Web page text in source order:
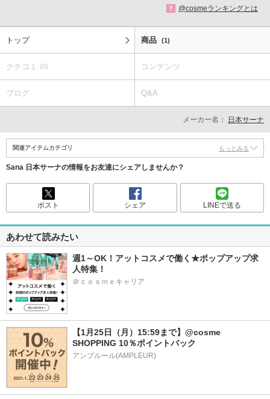
? @cosmeランキングとは
トップ 商品 (1)
クチコミ (0) コンテンツ
ブログ Q&A
メーカー名： 日本サーナ
関連アイテムカテゴリ もっとみる
Sana 日本サーナの情報をお友達にシェアしませんか？
ポスト シェア LINEで送る
あわせて読みたい
週1～OK！アットコスメで働く★ポップアップ求
人特集！
＠ｃｏｓｍｅキャリア
【1月25日（月）15:59まで】@cosme
SHOPPING 10％ポイントバック
アンプルール(AMPLEUR)